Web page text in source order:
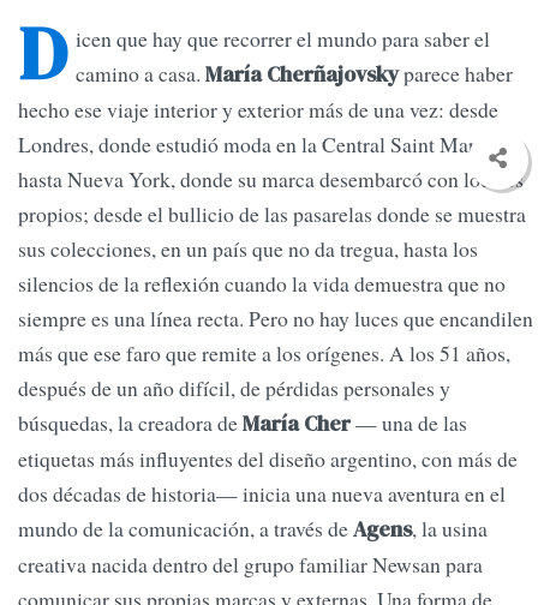
D icen que hay que recorrer el mundo para saber el
camino a casa. María Cherñajovskyparece haber
hecho ese viaje interior y exterior más de una vez: desde
Londres, donde estudió moda en la Central Saint Martins,
hasta Nueva York, donde su marca desembarcó con locales
propios; desde el bullicio de las pasarelas donde se muestra
sus colecciones, en un país que no da tregua, hasta los
silencios de la reflexión cuando la vida demuestra que no
siempre es una línea recta. Pero no hay luces que encandilen
más que ese faro que remite a los orígenes. A los 51 años,
después de un año difícil, de pérdidas personales y
búsquedas, la creadora deMaría Cher— una de las
etiquetas más influyentes del diseño argentino, con más de
dos décadas de historia— inicia una nueva aventura en el
mundo de la comunicación, a través deAgens, la usina
creativa nacida dentro del grupo familiar Newsan para